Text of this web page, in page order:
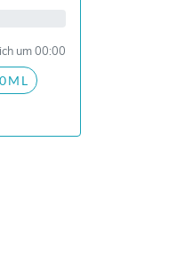
um 00:00